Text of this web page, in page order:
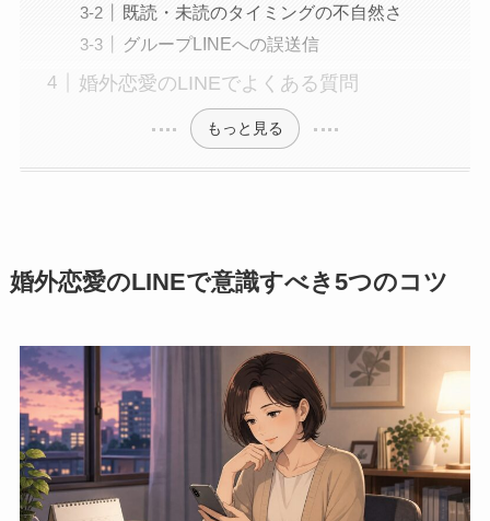
既読・未読のタイミングの不自然さ
グループLINEへの誤送信
婚外恋愛のLINEでよくある質問
もっと見る
婚外恋愛のLINEで意識すべき5つのコツ